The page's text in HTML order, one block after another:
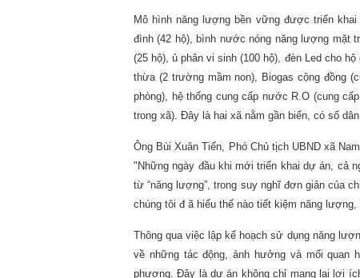
Mô hình năng lượng bền vững được triển
đình (42 hộ), bình nước nóng năng lượng mặt
(25 hộ), ủ phân vi sinh (100 hộ), đèn Led cho
thừa (2 trường mầm non), Biogas cộng đồng
phòng), hệ thống cung cấp nước R.O (cung
trong xã). Đây là hai xã nằm gần biển, có số
Ông Bùi Xuân Tiến, Phó Chủ tịch UBND xã
"Những ngày đầu khi mới triển khai dự án, cả
từ “năng lượng”, trong suy nghĩ đơn giản của
chúng tôi đ ã hiểu thế nào tiết kiệm năng
Thông qua việc lập kế hoạch sử dụng năng
về những tác động, ảnh hưởng và mối quan
phương. Ðây là dự án không chỉ mang lại lợi